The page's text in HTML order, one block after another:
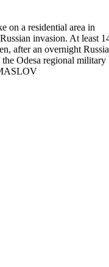
on a residential area in
invasion. At least
after an overnight
Odesa regional military